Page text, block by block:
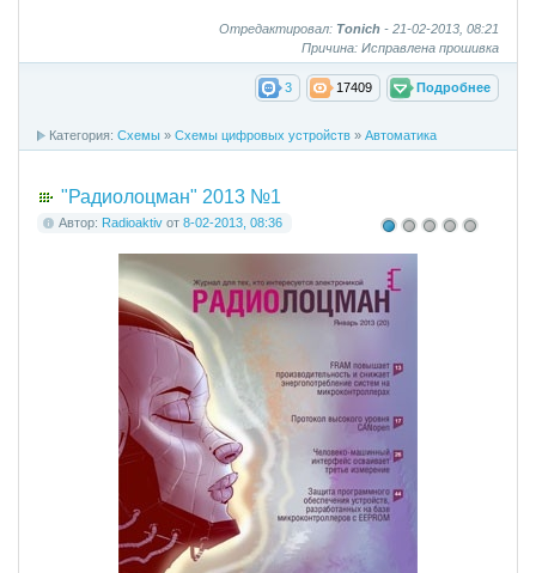
Отредактировал: Tonich - 21-02-2013, 08:21
Причина: Исправлена прошивка
Подробнее
17409
3
Категория: Схемы » Схемы цифровых устройств » Автоматика
"Радиолоцман" 2013 №1
Автор: Radioaktiv от 8-02-2013, 08:36